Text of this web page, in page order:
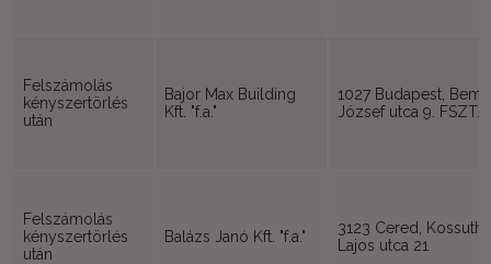
Felszámolás
kényszertörlés
után
Bajor Max Building
Kft. "f.a."
1027 Budapest, Bem
József utca 9. FSZT.
Felszámolás
kényszertörlés
után
Balázs Janó Kft. "f.a."
3123 Cered, Kossuth
Lajos utca 21